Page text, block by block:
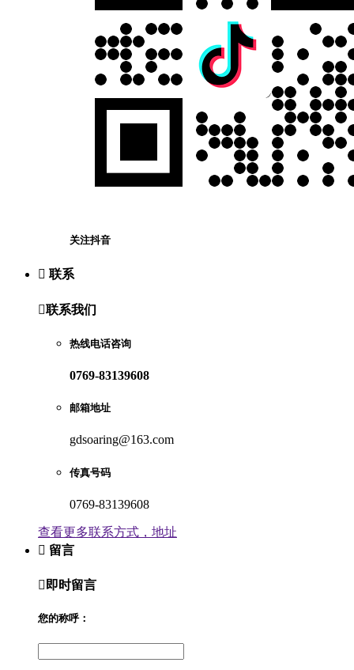
关注抖音
 联系
联系我们
热线电话咨询
0769-83139608
邮箱地址
gdsoaring@163.com
传真号码
0769-83139608
查看更多联系方式，地址
 留言
 即时留言
您的称呼：